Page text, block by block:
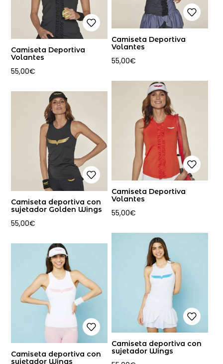
Camiseta Deportiva
Volantes
55,00€
Camiseta Deportiva
Volantes
55,00€
Camiseta Deportiva
Volantes
55,00€
Camiseta deportiva con
sujetador Golden Wings
55,00€
Camiseta deportiva con
sujetador Wings
Camiseta deportiva con
sujetador Wings